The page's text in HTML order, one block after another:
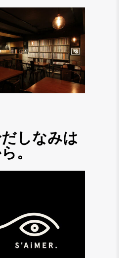
しなみは
。